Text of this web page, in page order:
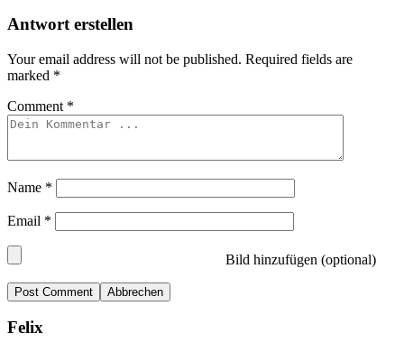
Antwort erstellen
Your email address will not be published. Required fields are
marked *
Comment *
Name *
Email *
Bild hinzufügen (optional)
Abbrechen
Felix